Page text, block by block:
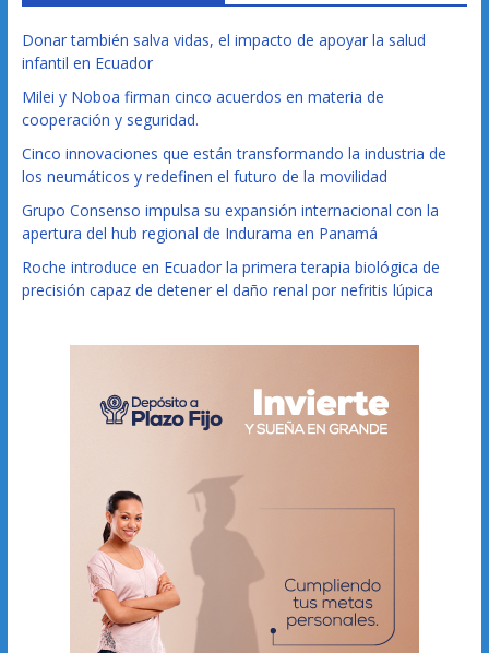
Donar también salva vidas, el impacto de apoyar la salud
infantil en Ecuador
Milei y Noboa firman cinco acuerdos en materia de
cooperación y seguridad.
Cinco innovaciones que están transformando la industria de
los neumáticos y redefinen el futuro de la movilidad
Grupo Consenso impulsa su expansión internacional con la
apertura del hub regional de Indurama en Panamá
Roche introduce en Ecuador la primera terapia biológica de
precisión capaz de detener el daño renal por nefritis lúpica